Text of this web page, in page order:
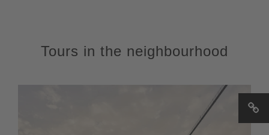
Tours in the neighbourhood